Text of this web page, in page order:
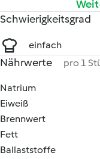
Schwierigkeitsgrad
einfach
Nährwerte pro 1
Natrium
Eiweiß
Brennwert
Fett
Ballaststoffe